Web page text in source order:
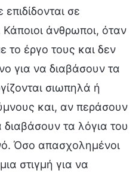
σε
άνθρωποι, όταν
το έργο τους και δεν
για να διαβάσουν τα
σιωπηλά ή
και, αν περάσουν
τα λόγια του
Όσο απασχολημένοι
στιγμή για να